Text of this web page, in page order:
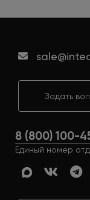
Задать
8 (800) 100-
Единый номер